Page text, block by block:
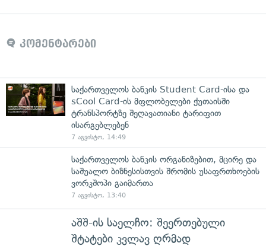
კომენტარები
საქართველოს ბანკის Student Card-ისა და
sCool Card-ის მფლობელები ქუთაისში
ტრანსპორტზე შეღავათიანი ტარიფით
ისარგებლებენ
7 აგვისტო, 14:49
საქართველოს ბანკის ორგანიზებით, მცირე და
საშუალო ბიზნესისთვის შრომის უსაფრთხოების
ვორკშოპი გაიმართა
7 აგვისტო, 13:40
აშშ-ის საელჩო: შეერთებული
შტატები კვლავ ღრმად